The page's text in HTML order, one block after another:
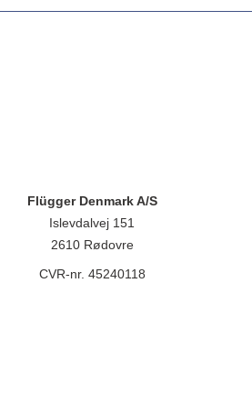
Flügger Denmark A/S
Islevdalvej 151
2610 Rødovre
CVR-nr. 45240118